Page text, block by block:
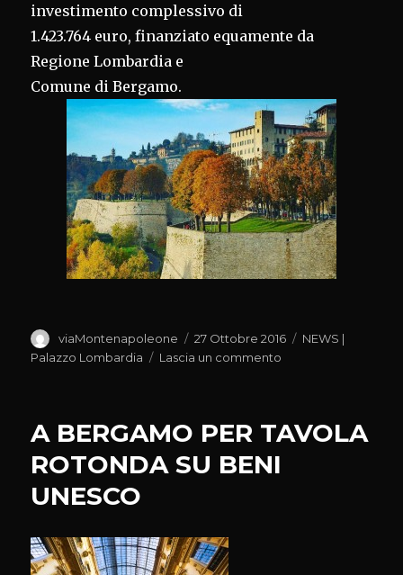
investimento complessivo di
1.423.764 euro, finanziato equamente da
Regione Lombardia e
Comune di Bergamo.
Autore
viaMontenapoleone
Pubblicato
il
27 Ottobre 2016 Categorie
NEWS |
Palazzo Lombardia
Lascia un commento
CITY’
A BERGAMO PER TAVOLA
ROTONDA SU BENI
UNESCO